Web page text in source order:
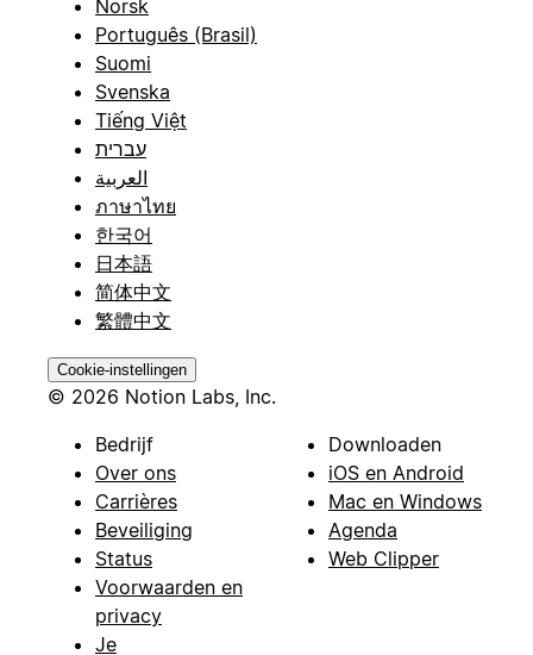
Norsk
Português (Brasil)
Suomi
Svenska
Tiếng Việt
עברית
العربية
ภาษาไทย
한국어
日本語
简体中文
繁體中文
Cookie-instellingen
© 2026 Notion Labs, Inc.
Bedrijf
Over ons
Carrières
Beveiliging
Status
Voorwaarden en
privacy
Je
Downloaden
iOS en Android
Mac en Windows
Agenda
Web Clipper